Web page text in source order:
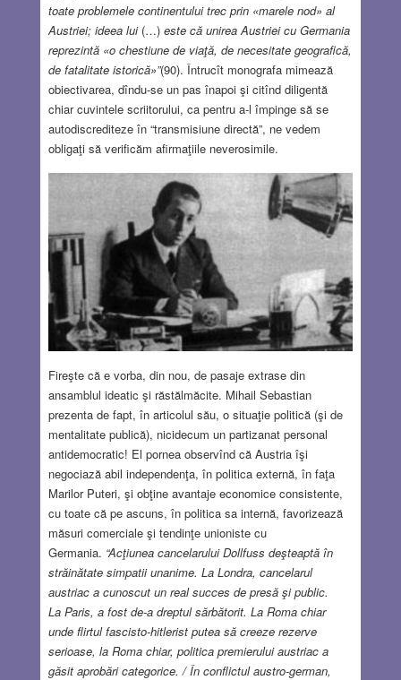
toate problemele continentului trec prin «marele nod» al
Austriei; ideea lui (…) este că unirea Austriei cu Germania
reprezintă «o chestiune de viaţă, de necesitate geografică,
de fatalitate istorică»”(90). Întrucît monografa mimează
obiectivarea, dîndu-se un pas înapoi şi citînd diligentă
chiar cuvintele scriitorului, ca pentru a-l împinge să se
autodiscrediteze în “transmisiune directă”, ne vedem
obligaţi să verificăm afirmaţiile neverosimile.
Fireşte că e vorba, din nou, de pasaje extrase din
ansamblul ideatic şi răstălmăcite. Mihail Sebastian
prezenta de fapt, în articolul său, o situaţie politică (şi de
mentalitate publică), nicidecum un partizanat personal
antidemocratic! El pornea observînd că Austria îşi
negociază abil independenţa, în politica externă, în faţa
Marilor Puteri, şi obţine avantaje economice consistente,
cu toate că pe ascuns, în politica sa internă, favorizează
măsuri comerciale şi tendinţe unioniste cu
Germania. “Acţiunea cancelarului Dollfuss deşteaptă în
străinătate simpatii unanime. La Londra, cancelarul
austriac a cunoscut un real succes de presă şi public.
La Paris, a fost de-a dreptul sărbătorit. La Roma chiar
unde flirtul fascisto-hitlerist putea să creeze rezerve
serioase, la Roma chiar, politica premierului austriac a
găsit aprobări categorice. / În conflictul austro-german,